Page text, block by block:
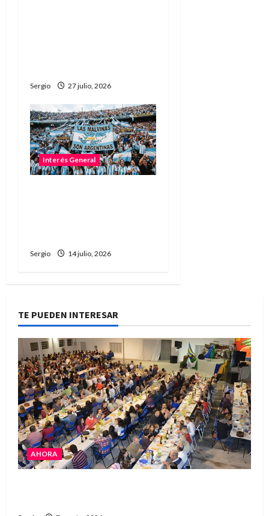
Sergio 27 julio, 2026
Interés General
Sergio 14 julio, 2026
TE PUEDEN INTERESAR
AHORA